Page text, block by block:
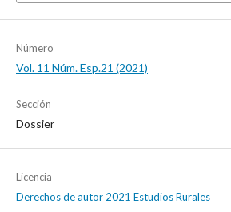
Número
Vol. 11 Núm. Esp.21 (2021)
Sección
Dossier
Licencia
Derechos de autor 2021 Estudios Rurales